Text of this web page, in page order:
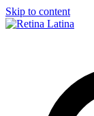
Skip to content